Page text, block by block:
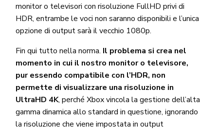
monitor o televisori con risoluzione FullHD privi di
HDR, entrambe le voci non saranno disponibili e l’unica
opzione di output sarà il vecchio 1080p.
Fin qui tutto nella norma. Il problema si crea nel
momento in cui il nostro monitor o televisore,
pur essendo compatibile con l’HDR, non
permette di visualizzare una risoluzione in
UltraHD 4K, perché Xbox vincola la gestione dell’alta
gamma dinamica allo standard in questione, ignorando
la risoluzione che viene impostata in output